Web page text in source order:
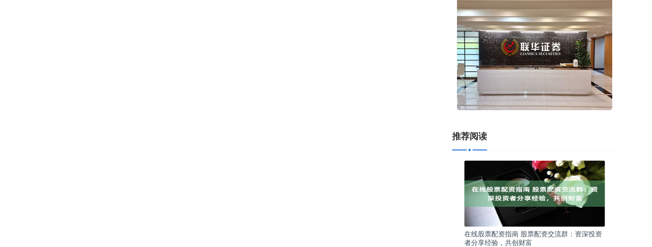
推荐阅读
在线股票配资指南 股票配资交流群：资深投资
者分享经验，共创财富